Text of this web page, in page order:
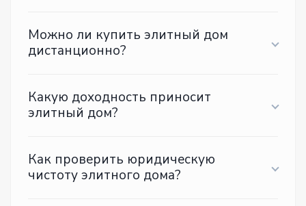
Можно ли купить элитный дом
дистанционно?
Какую доходность приносит
элитный дом?
Как проверить юридическую
чистоту элитного дома?